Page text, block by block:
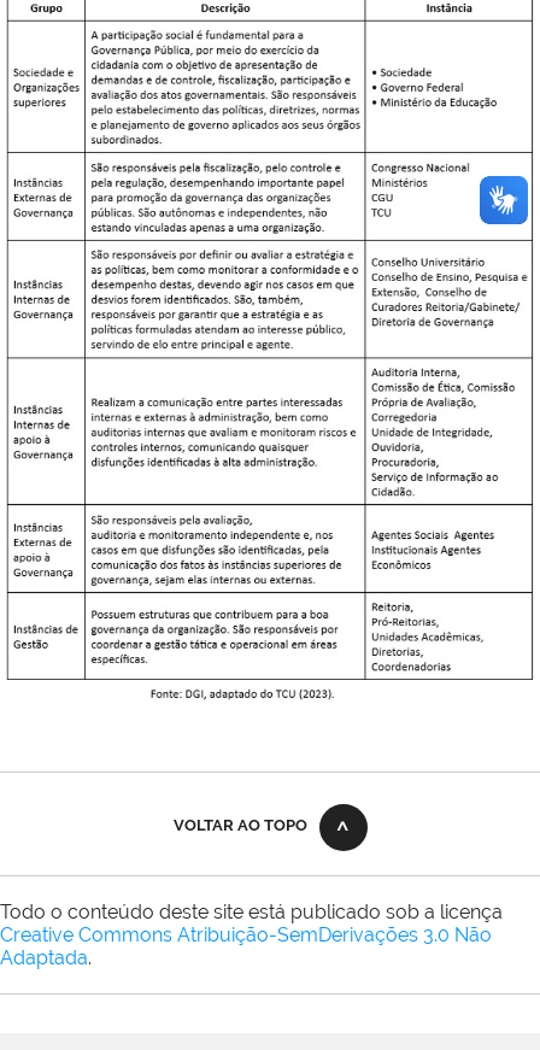
VOLTAR AO TOPO
Todo o conteúdo deste site está publicado sob a licença
Creative Commons Atribuição-SemDerivações 3.0 Não
Adaptada.